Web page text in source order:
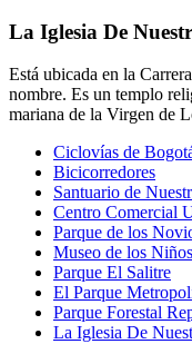
La Iglesia De
Está ubicada en la
nombre. Es un templo
mariana de la Virgen de
Ciclovías de
Bicicorredores
Santuario de
Centro Comercial
Parque de los
Museo de los Niños
Parque El Salitre
El Parque
Parque Forestal
La Iglesia De